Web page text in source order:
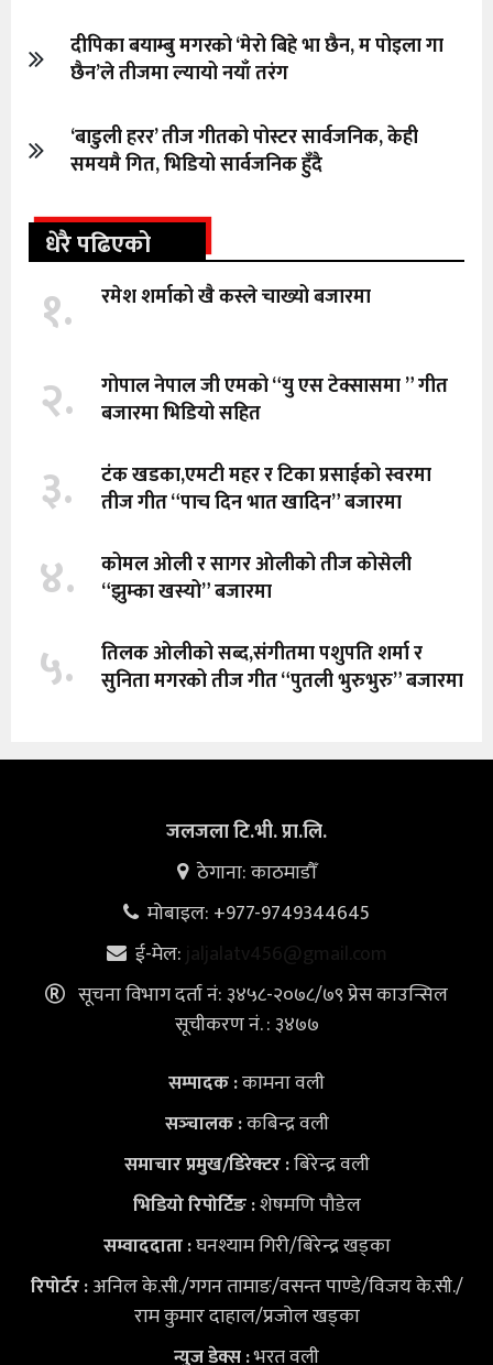
दीपिका बयाम्बु मगरको ‘मेरो बिहे भा छैन, म पोइला गा
छैन’ले तीजमा ल्यायो नयाँ तरंग
‘बाडुली हरर’ तीज गीतको पोस्टर सार्वजनिक, केही
समयमै गित, भिडियो सार्वजनिक हुँदै
धेरै पढिएको
१. रमेश शर्माको खै कस्ले चाख्यो बजारमा
२.
गोपाल नेपाल जी एमको “यु एस टेक्सासमा ” गीत
बजारमा भिडियो सहित
३.
टंक खडका,एमटी महर र टिका प्रसाईको स्वरमा
तीज गीत “पाच दिन भात खादिन” बजारमा
४.
कोमल ओली र सागर ओलीको तीज कोसेली
“झुम्का खस्यो” बजारमा
५.
तिलक ओलीको सब्द,संगीतमा पशुपति शर्मा र
सुनिता मगरको तीज गीत “पुतली भुरुभुरु” बजारमा
जलजला टि.भी. प्रा.लि.
ठेगाना: काठमाडौँ
मोबाइल: +977-9749344645
ई-मेल: jaljalatv456@gmail.com
सूचना विभाग दर्ता नं: ३४५८-२०७८/७९ प्रेस काउन्सिल
सूचीकरण नं. : ३४७७
सम्पादक :कामना वली
सञ्‍चालक :कबिन्द्र वली
समाचार प्रमुख/डिरेक्टर :बिरेन्द्र वली
भिडियोरिपोर्टिङ :शेषमणि पौडेल
सम्वाददाता :घनश्याम गिरी/बिरेन्द्र खड्का
रिपोर्टर :अनिल के.सी./गगन तामाङ/वसन्त पाण्डे/विजय के.सी./
राम कुमार दाहाल/प्रजोल खड्का
न्युज डेक्स:भरत वली